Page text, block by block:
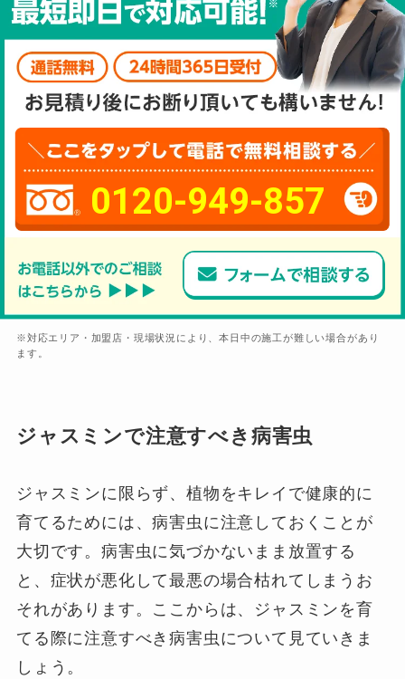
0120-949-857
※対応エリア・加盟店・現場状況により、本日中の施工が難しい場合があり
ます。
ジャスミンで注意すべき病害虫
ジャスミンに限らず、植物をキレイで健康的に
育てるためには、病害虫に注意しておくことが
大切です。病害虫に気づかないまま放置する
と、症状が悪化して最悪の場合枯れてしまうお
それがあります。ここからは、ジャスミンを育
てる際に注意すべき病害虫について見ていきま
しょう。